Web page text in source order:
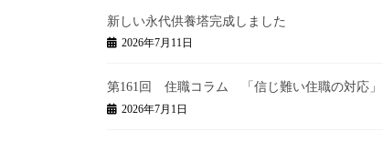
新しい永代供養塔完成しました
2026年7月11日
第161回 住職コラム 「信じ難い住職の対応」
2026年7月1日